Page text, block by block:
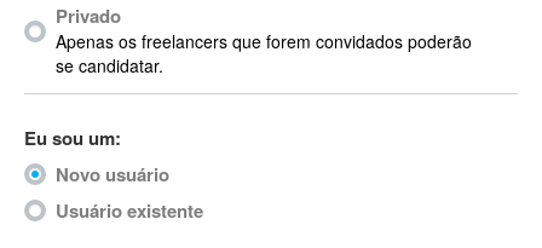
Acrobat X
Acronis
ACT
Actimize
ActionScript
ActionScript 3
Privado
Apenas os freelancers que forem convidados poderão
se candidatar.
Eu sou um:
Novo usuário
Usuário existente